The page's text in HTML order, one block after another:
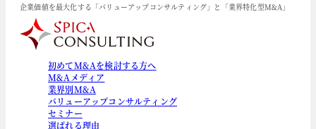
企業価値を最大化する「バリューアップコンサルティング」と「業界特化型M&A」
初めてM&Aを検討する方へ
M&Aメディア
業界別M&A
バリューアップコンサルティング
セミナー
選ばれる理由